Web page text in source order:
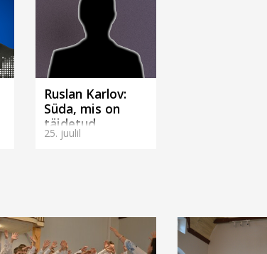
Ruslan Karlov:
Süda, mis on
täidetud
missiooniga.
25. juulil